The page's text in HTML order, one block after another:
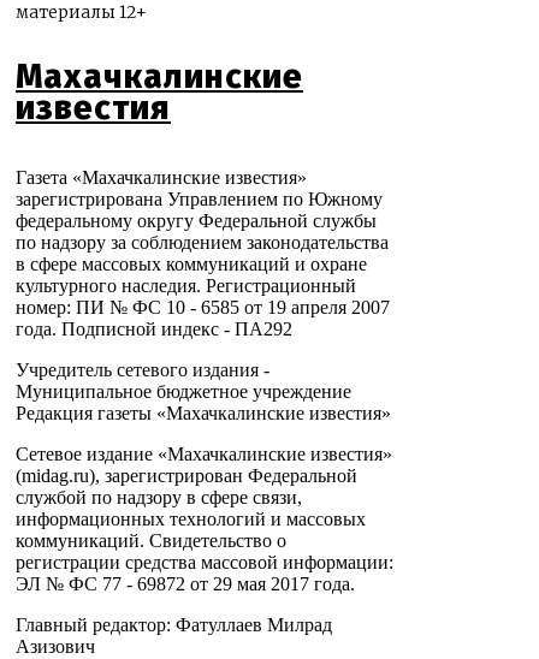
материалы 12+
Махачкалинские
известия
Газета «Махачкалинские известия»
зарегистрирована Управлением по Южному
федеральному округу Федеральной службы
по надзору за соблюдением законодательства
в сфере массовых коммуникаций и охране
культурного наследия. Регистрационный
номер: ПИ № ФС 10 - 6585 от 19 апреля 2007
года. Подписной индекс - ПА292
Учредитель сетевого издания -
Муниципальное бюджетное учреждение
Редакция газеты «Махачкалинские известия»
Сетевое издание «Махачкалинские известия»
(midag.ru), зарегистрирован Федеральной
службой по надзору в сфере связи,
информационных технологий и массовых
коммуникаций. Свидетельство о
регистрации средства массовой информации:
ЭЛ № ФС 77 - 69872 от 29 мая 2017 года.
Главный редактор: Фатуллаев Милрад
Азизович